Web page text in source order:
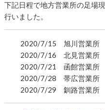
下記日程で地方営業所の足場
行いました。
2020/7/15 旭川営業所
2020/7/16 北見営業所
2020/7/21 函館営業所
2020/7/28 帯広営業所
2020/7/29 釧路営業所